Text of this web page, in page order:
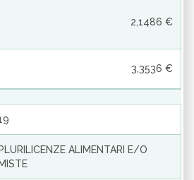
2,1486 €
3,3536 €
PLURILICENZE ALIMENTARI E/O
MISTE